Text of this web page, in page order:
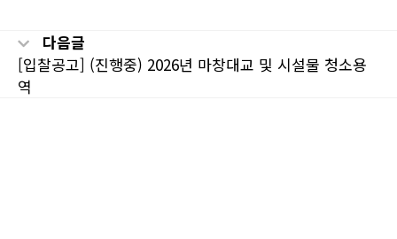
다음글
[입찰공고] (진행중) 2026년 마창대교 및 시설물 청소용
역